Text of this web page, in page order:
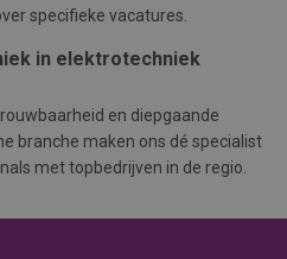
specifieke vacatures.
in elektrotechniek
en diepgaande
branche maken ons dé specialist
met topbedrijven in de regio.